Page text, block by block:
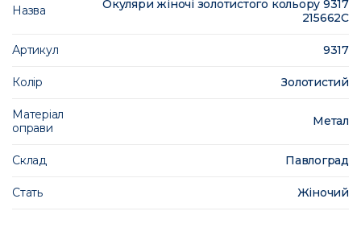
Назва
Окуляри жіночі золотистого кольору 9317
215662C
Артикул 9317
Колір Золотистий
Матеріал
оправи
Метал
Склад Павлоград
Стать Жіночий